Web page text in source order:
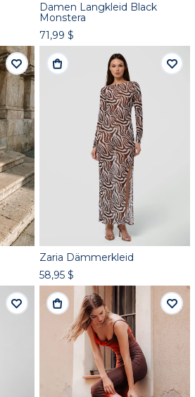
Damen Langkleid Black
Monstera
71,99 $
Zaria Dämmerkleid
58,95 $